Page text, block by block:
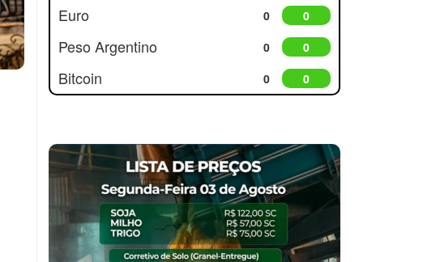
Euro 0 0
Peso Argentino 0 0
Bitcoin 0 0